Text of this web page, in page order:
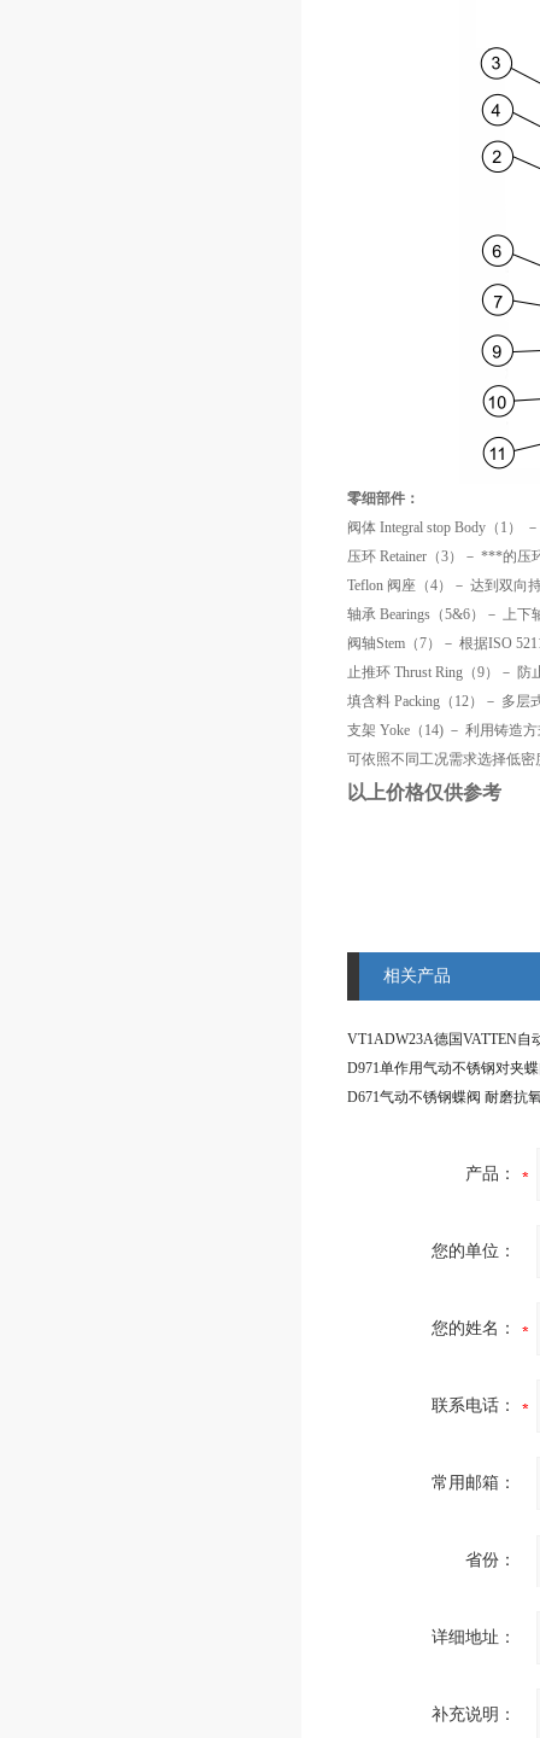
零细部件：
阀体 Integral stop Body（1）
压环 Retainer（3）－ ***的
Teflon 阀座（4）－ 达到双向
轴承 Bearings（5&6）－ 上下
阀轴Stem（7）－ 根据ISO
止推环 Thrust Ring（9）－
填含料 Packing（12）－ 多层
支架 Yoke（14) － 利用铸造
可依照不同工况需求选择低
以上价格仅供参考
相关产品
产品：
您的单位：
您的姓名：
联系电话：
常用邮箱：
省份：
详细地址：
补充说明：